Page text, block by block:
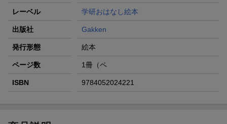
レーベル 学研おはなし絵本
出版社 Gakken
発行形態 絵本
ページ数 1冊（ペ
ISBN 9784052024221